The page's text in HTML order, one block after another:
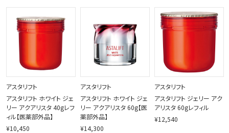
アスタリフト
アスタリフト ホワイト ジェ
リー アクアリスタ 40gレフ
ィル【医薬部外品】
¥10,450
アスタリフト
アスタリフト ホワイト ジェ
リー アクアリスタ 60g【医
薬部外品】
¥14,300
アスタリフト
アスタリフト ジェリー アク
アリスタ 60gレフィル
¥12,540